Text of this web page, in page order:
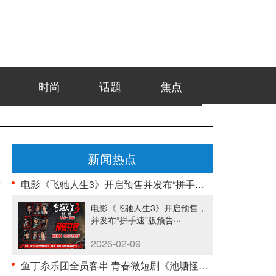
时尚 话题 焦点
新闻热点
电影《飞驰人生3》开启预售并发布“拼手速”版预告 ···
电影《飞驰人生3》开启预售，
并发布“拼手速”版预告···
2026-02-09
鱼丁糸乐团全员客串 青春微短剧《池塘怪谈》今日正式···